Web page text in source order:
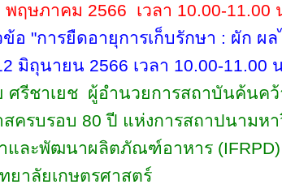
พฤษภาคม 2566 เวลา 10.00-11.00
การยืดอายุการเก็บรักษา : ผัก ผล
มิถุนายน 2566 เวลา 10.00-11.00
ศรีชาเยช ผู้อำนวยการสถาบันค้น
บรอบ 80 ปี แห่งการสถาปนามหา
และพัฒนาผลิตภัณฑ์อาหาร (IFRPD)
ยาลัยเกษตรศาสตร์